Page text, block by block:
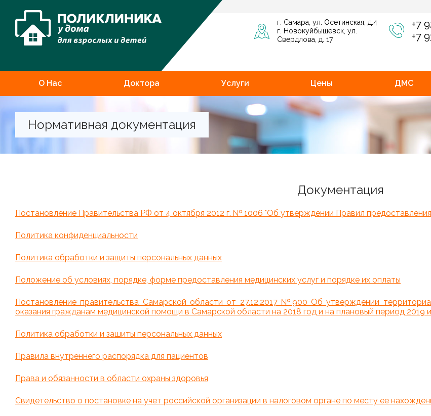
г. Самара, ул. Осетинская, д.4
г. Новокуйбышевск, ул.
Свердлова, д. 17
+7
+7
О Нас Доктора Услуги Цены ДМС
Нормативная документация
Документация
Постановление Правительства РФ от 4 октября 2012 г. № 1006 "Об утверждении Правил
Политика конфиденциальности
Политика обработки и защиты персональных данных
Положение об условиях, порядке, форме предоставления медицинских услуг и порядке их оплаты
Постановление правительства Самарской области от 27.12.2017 №900 Об утверждении
оказания гражданам медицинской помощи в Самарской области на 2018 год и на плановый период 2019
Политика обработки и зашиты персональных данных
Правила внутреннего распорядка для пациентов
Права и обязанности в области охраны здоровья
Свидетельство о постановке на учет российской организации в налоговом органе по месту ее